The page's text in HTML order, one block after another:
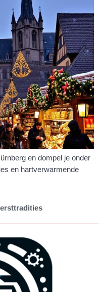
en dompel je onder
en hartverwarmende